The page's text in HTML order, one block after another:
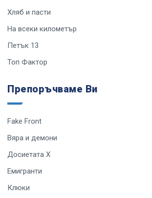
Хляб и пасти
На всеки километър
Петък 13
Топ Фактор
Препоръчваме Ви
Fake Front
Вяра и демони
Досиетата Х
Емигранти
Клюки